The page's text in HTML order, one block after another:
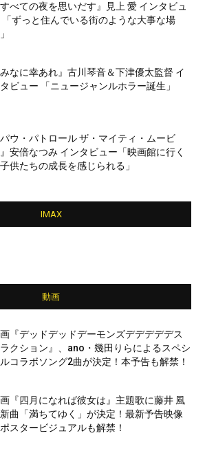
すべての夜を思いだす』見上 愛 インタビュ
「ずっと住んでいる街のような大事な場
みなに幸あれ』古川琴音＆下津優太監督 イ
ビュー 「ニュージャンルホラー誕生」
パウ・パトロール ザ・マイティ・ムービ
安倍なつみ インタビュー「映画館に行く
供たちの成長を感じられる」
IMAX
動画
『デッドデッドデーモンズデデデデデス
ラクション』、ano・幾田りらによるスペシ
コラボソング2曲が決定！本予告も解禁！
『四月になれば彼女は』主題歌に藤井 風
曲「満ちてゆく」が決定！最新予告映像
スタービジュアルも解禁！